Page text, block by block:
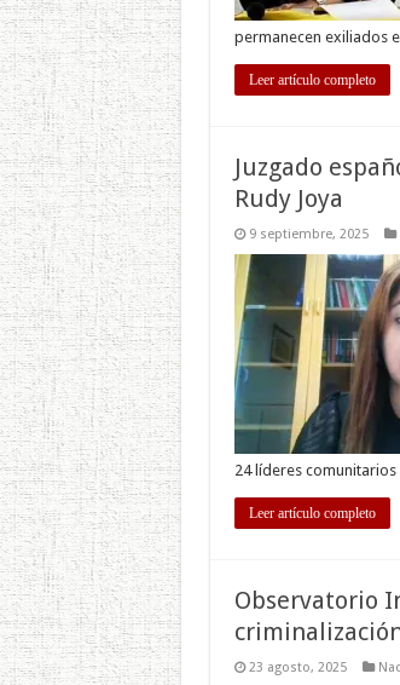
permanecen exiliados
Leer artículo completo
Juzgado
Rudy Joya
9 septiembre, 2025
24 líderes comunitarios
Leer artículo completo
Observatorio
23 agosto, 2025